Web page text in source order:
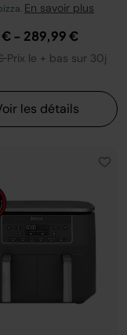
En savoir plus
€- 289,99 €
Prix le + bas sur 30j
les détails